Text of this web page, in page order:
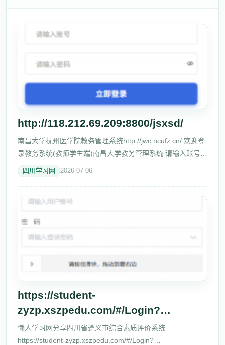
http://118.212.69.209:8800/jsxsd/
南昌大学抚州医学院教务管理系统http://jwc.ncufz.cn/ 欢迎登
录教务系统(教师学生端)南昌大学教务管理系统 请输入账号
http://118.212.69.209:8800/jsxsd/ 请输入密码 立即登录 温馨
提示：推荐使
四川学习网 2026-07-06
https://student-
zyzp.xszpedu.com/#/Login?
redirect=%2FHomePag
懒人学习网分享四川省遵义市综合素质评价系统
https://student-zyzp.xszpedu.com/#/Login?